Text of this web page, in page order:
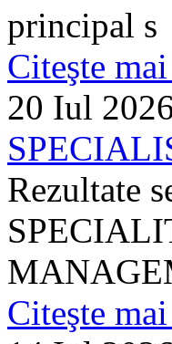
principal s
Citeşte
20 Iul
Rezultate
Citeşte